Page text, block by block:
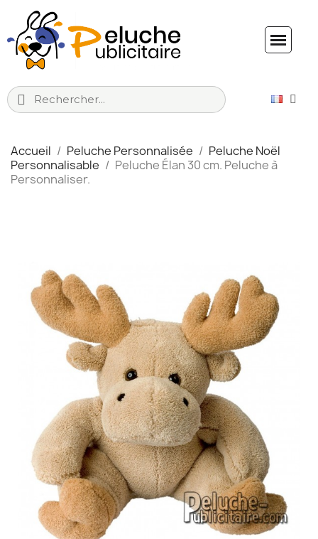
Accueil Peluche Personnalisée
Peluche Noël
Personnalisable
Peluche Élan 30 cm. Peluche à
Personnaliser.